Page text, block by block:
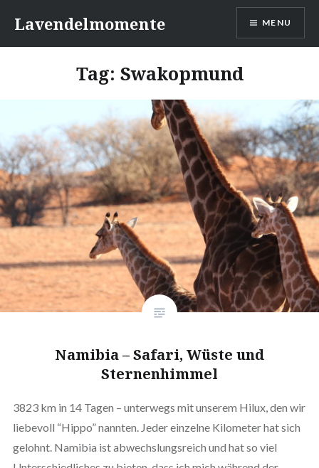
content
Lavendelmomente MENU
Tag: Swakopmund
Namibia – Safari, Wüste und
Sternenhimmel
3823 km in 14 Tagen – unterwegs mit unserem Hilux, den wir
liebevoll “Hippo” nannten. Jeder einzelne Kilometer hat sich
gelohnt. Namibia ist abwechslungsreich und hat so viel